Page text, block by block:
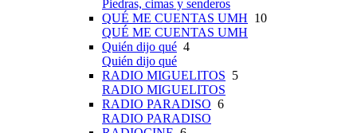
Piedras, cimas y senderos
QUÉ ME CUENTAS UMH 10
QUÉ ME CUENTAS UMH
Quién dijo qué 4
Quién dijo qué
RADIO MIGUELITOS 5
RADIO MIGUELITOS
RADIO PARADISO 6
RADIO PARADISO